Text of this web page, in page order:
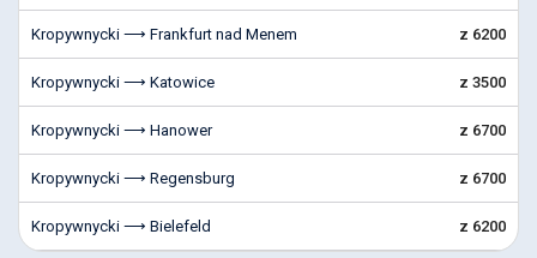
Kropywnycki ⟶ Frankfurt nad Menem z 6200
Kropywnycki ⟶ Katowice z 3500
Kropywnycki ⟶ Hanower z 6700
Kropywnycki ⟶ Regensburg z 6700
Kropywnycki ⟶ Bielefeld z 6200